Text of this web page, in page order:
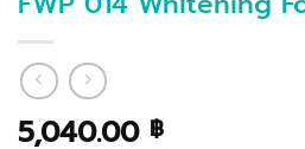
5,040.00 ฿